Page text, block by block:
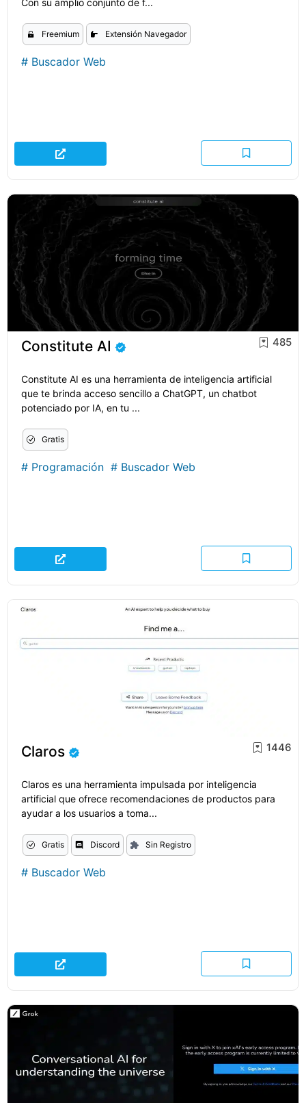
Con su amplio conjunto de f...
Freemium Extensión Navegador
# Buscador Web
Constitute AI 485
Constitute AI es una herramienta de inteligencia artificial
que te brinda acceso sencillo a ChatGPT, un chatbot
potenciado por IA, en tu ...
Gratis
# Programación # Buscador Web
Claros 1446
Claros es una herramienta impulsada por inteligencia
artificial que ofrece recomendaciones de productos para
ayudar a los usuarios a toma...
Gratis Discord Sin Registro
# Buscador Web